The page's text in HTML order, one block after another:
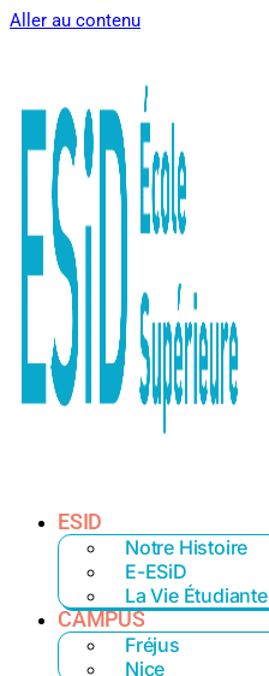
Aller au contenu
ESID
Notre Histoire
E-ESiD
La Vie Étudiante
CAMPUS
Fréjus
Nice